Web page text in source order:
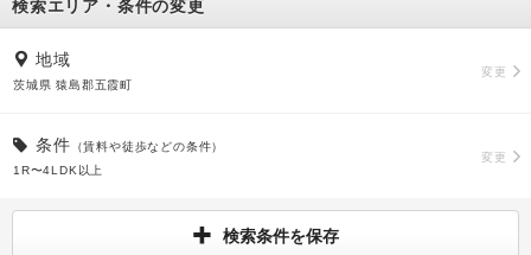
検索エリア・条件の変更
地域
茨城県 猿島郡五霞町
変更
条件 （賃料や徒歩などの条件）
1R〜4LDK以上
変更
検索条件を保存